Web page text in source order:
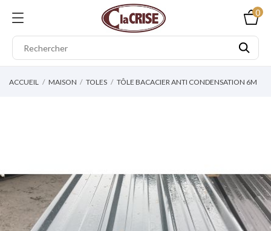
0
ACCUEIL MAISON TOLES TÔLE BACACIER ANTI CONDENSATION 6M